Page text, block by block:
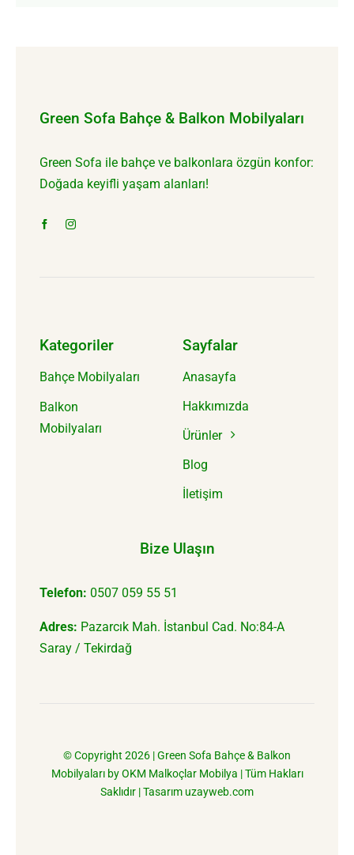
Green Sofa Bahçe & Balkon Mobilyaları
Green Sofa ile bahçe ve balkonlara özgün konfor:
Doğada keyifli yaşam alanları!
Kategoriler
Bahçe Mobilyaları
Balkon
Mobilyaları
Sayfalar
Anasayfa
Hakkımızda
Ürünler
Blog
İletişim
Bize Ulaşın
Telefon: 0507 059 55 51
Adres: Pazarcık Mah. İstanbul Cad. No:84-A
Saray / Tekirdağ
© Copyright 2026 |Green Sofa Bahçe & Balkon
MobilyalarıbyOKM Malkoçlar Mobilya | Tüm Hakları
Saklıdır | Tasarım uzayweb.com